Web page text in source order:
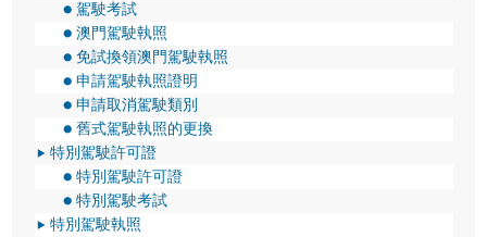
駕駛考試
澳門駕駛執照
免試換領澳門駕駛執照
申請駕駛執照證明
申請取消駕駛類別
舊式駕駛執照的更換
特別駕駛許可證
特別駕駛許可證
特別駕駛考試
特別駕駛執照